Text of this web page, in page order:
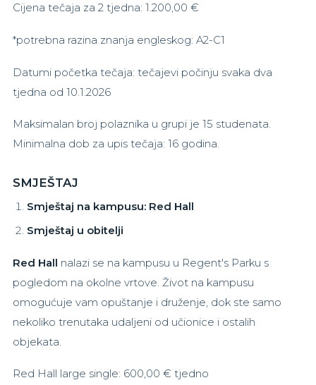
Cijena tečaja za 2 tjedna: 1.200,00 €
*potrebna razina znanja engleskog: A2-C1
Datumi početka tečaja: tečajevi počinju svaka dva
tjedna od 10.1.2026
Maksimalan broj polaznika u grupi je 15 studenata.
Minimalna dob za upis tečaja: 16 godina.
SMJEŠTAJ
Smještaj na kampusu: Red Hall
Smještaj u obitelji
Red Hall nalazi se na kampusu u Regent's Parku s
pogledom na okolne vrtove. Život na kampusu
omogućuje vam opuštanje i druženje, dok ste samo
nekoliko trenutaka udaljeni od učionice i ostalih
objekata.
Red Hall large single: 600,00 € tjedno